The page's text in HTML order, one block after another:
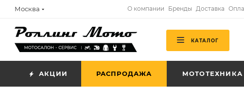
Москва О компании Бренды Доставка
КАТАЛОГ
АКЦИИ РАСПРОДАЖА МОТОТЕХНИКА